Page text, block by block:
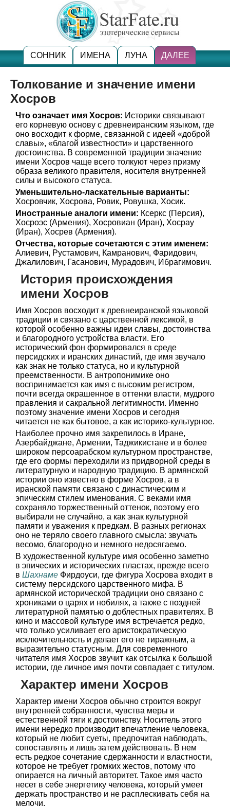
СОННИК ИМЕНА ЛУНА ДАЛЕЕ
Толкование и значение имени
Хосров
Что означает имя Хосров: Историки связывают
его корневую основу с древнеиранским языком, где
оно восходит к форме, связанной с идеей «доброй
славы», «благой известности» и царственного
достоинства. В современной традиции значение
имени Хосров чаще всего толкуют через призму
образа великого правителя, носителя внутренней
силы и высокого статуса.
Уменьшительно-ласкательные варианты:
Хосровчик, Хосрова, Ровик, Ровушка, Хосик.
Иностранные аналоги имени: Ксеркс (Персия),
Хосроэс (Армения), Хосровиан (Иран), Хосрау
(Иран), Хосрев (Армения).
Отчества, которые сочетаются с этим именем:
Алиевич, Рустамович, Камранович, Фаридович,
Джалилович, Гасанович, Мурадович, Ибрагимович.
История происхождения
имени Хосров
Имя Хосров восходит к древнеиранской языковой
традиции и связано с царственной лексикой, в
которой особенно важны идеи славы, достоинства
и благородного устройства власти. Его
исторический фон формировался в среде
персидских и иранских династий, где имя звучало
как знак не только статуса, но и культурной
преемственности. В антропонимике оно
воспринимается как имя с высоким регистром,
почти всегда окрашенное в оттенки власти, мудрого
правления и сакральной легитимности. Именно
поэтому значение имени Хосров и сегодня
читается не как бытовое, а как историко-культурное.
Наиболее прочно имя закрепилось в Иране,
Азербайджане, Армении, Таджикистане и в более
широком персоарабском культурном пространстве,
где его формы переходили из придворной среды в
литературную и народную традицию. В армянской
истории оно известно в форме Хосров, а в
иранской памяти связано с династическим и
эпическим стилем именования. С веками имя
сохраняло торжественный оттенок, поэтому его
выбирали не случайно, а как знак культурной
памяти и уважения к предкам. В разных регионах
оно не теряло своего главного смысла: звучать
весомо, благородно и немного недосягаемо.
В художественной культуре имя особенно заметно
в эпических и исторических пластах, прежде всего
в Шахнаме Фирдоуси, где фигура Хосрова входит в
систему персидского царственного мифа. В
армянской исторической традиции оно связано с
хрониками о царях и нобилях, а также с поздней
литературной памятью о доблестных правителях. В
кино и массовой культуре имя встречается редко,
что только усиливает его аристократическую
исключительность и делает его не тиражным, а
выразительно статусным. Для современного
читателя имя Хосров звучит как отсылка к большой
истории, где личное имя почти совпадает с титулом.
Характер имени Хосров
Характер имени Хосров обычно строится вокруг
внутренней собранности, чувства меры и
естественной тяги к достоинству. Носитель этого
имени нередко производит впечатление человека,
который не любит суеты, предпочитая наблюдать,
сопоставлять и лишь затем действовать. В нем
есть редкое сочетание сдержанности и властности,
которое не требует громких жестов, потому что
опирается на личный авторитет. Такое имя часто
несет в себе энергетику человека, который умеет
держать пространство и не расплескивать себя на
мелочи.